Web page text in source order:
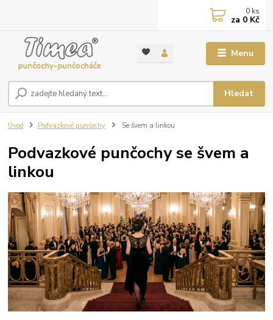
Menu
Hledat
0 ks
za 0 Kč
Úvod Podvazkové punčochy Se švem a linkou
Podvazkové punčochy se švem a
linkou